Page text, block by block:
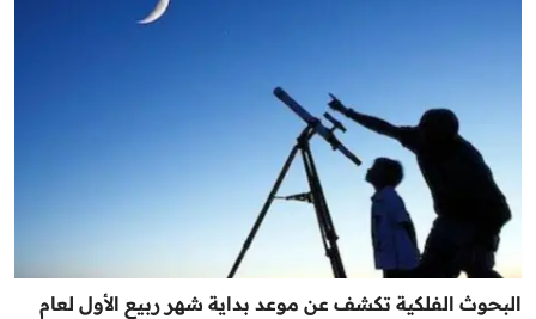
البحوث الفلكية تكشف عن موعد بداية شهر ربيع الأول لعام